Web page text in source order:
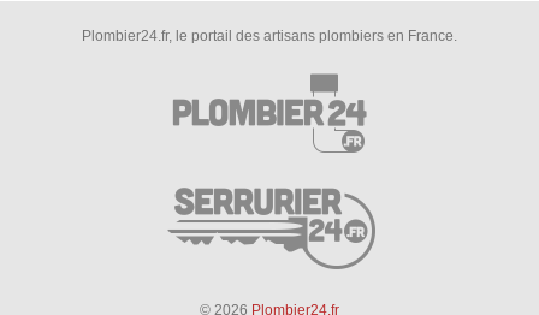
Plombier24.fr, le portail des artisans plombiers en France.
© 2026 Plombier24.fr